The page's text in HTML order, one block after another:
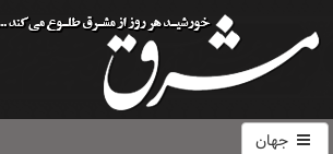
جهان